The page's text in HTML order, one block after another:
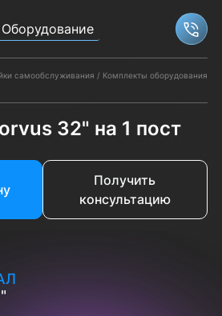
Оборудование
самообслуживания Комплекты оборудования
32" на 1 пост
Получить
консультацию